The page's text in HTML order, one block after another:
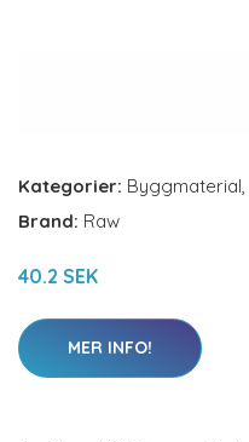
Kategorier: Byggmaterial,
Brand: Raw
40.2 SEK
MER INFO!